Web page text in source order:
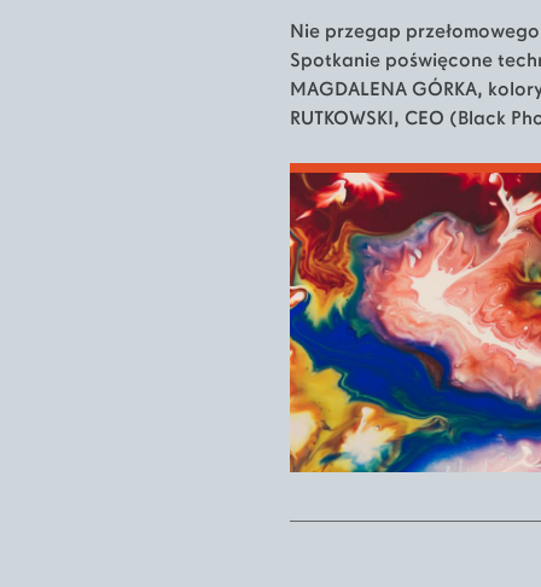
Nie przegap
Spotkanie poświęcone
MAGDALENA GÓRKA,
RUTKOWSKI, CEO (Black